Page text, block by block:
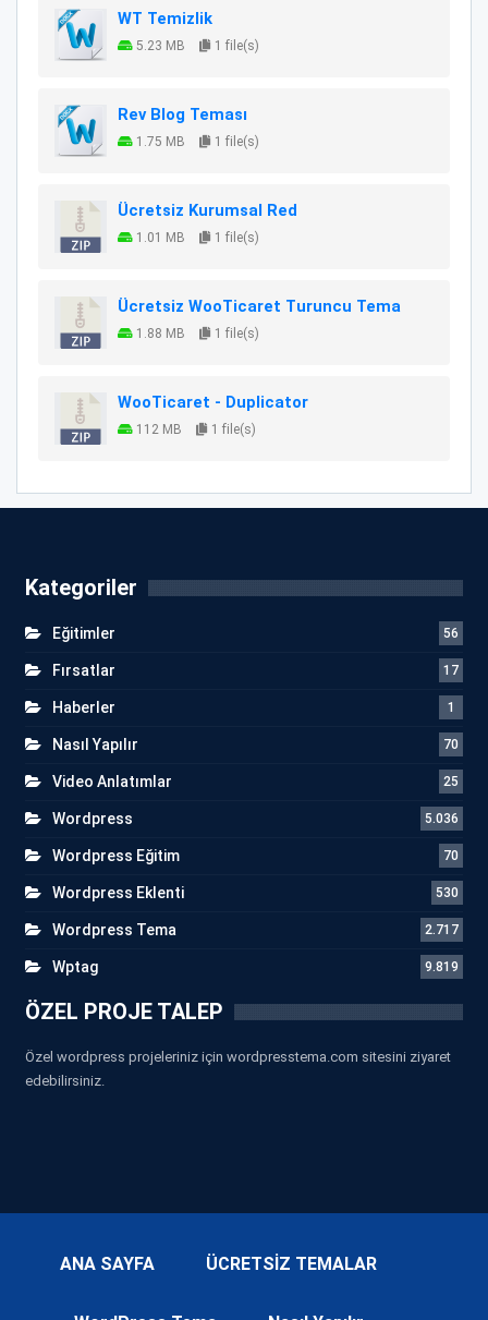
WT Temizlik
5.23 MB 1 file(s)
Rev Blog Teması
1.75 MB 1 file(s)
Ücretsiz Kurumsal Red
1.01 MB 1 file(s)
Ücretsiz WooTicaret Turuncu Tema
1.88 MB 1 file(s)
WooTicaret - Duplicator
112 MB 1 file(s)
Kategoriler
Eğitimler 56
Fırsatlar 17
Haberler 1
Nasıl Yapılır 70
Video Anlatımlar 25
Wordpress 5.036
Wordpress Eğitim 70
Wordpress Eklenti 530
Wordpress Tema 2.717
Wptag 9.819
ÖZEL PROJE TALEP
Özel wordpress projeleriniz için wordpresstema.com sitesini ziyaret
edebilirsiniz.
ANA SAYFA ÜCRETSİZ TEMALAR